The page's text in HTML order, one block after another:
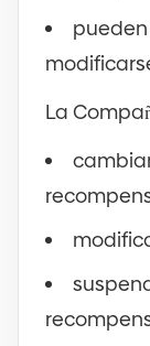
La